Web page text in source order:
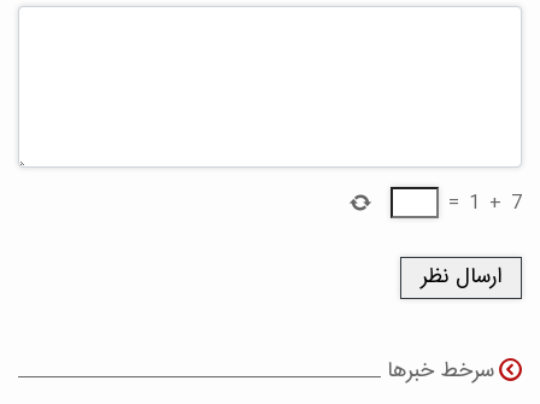
7
+
1
=
سرخط خبرها